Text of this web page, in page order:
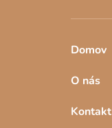
Domov
O nás
Kontakt